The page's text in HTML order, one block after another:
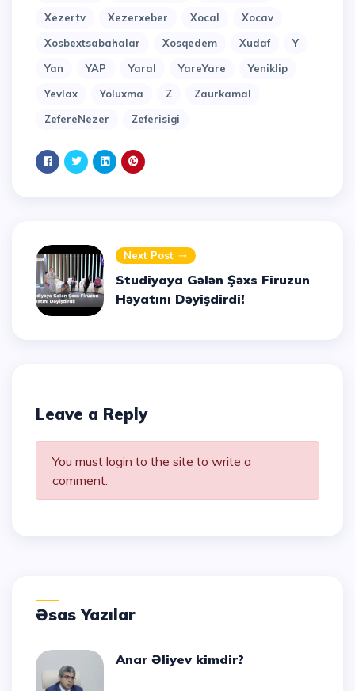
Xezertv
Xezerxeber Xocal
Xocav
Xosbextsabahalar
Xosqedem Xudaf
Y
Yan
YAP Yaral YareYare
Yeniklip
Yevlax
Yoluxma Z
Zaurkamal
ZefereNezer
Zeferisigi
Next Post
Studiyaya Gələn Şəxs Firuzun
Həyatını Dəyişdirdi!
Leave a Reply
You must login to the site to write a
comment.
Əsas Yazılar
Anar Əliyev kimdir?